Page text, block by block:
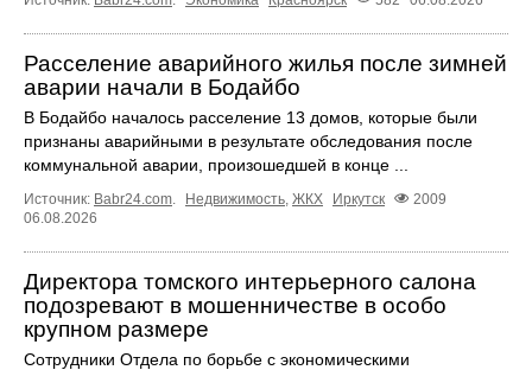
Расселение аварийного жилья после зимней
аварии начали в Бодайбо
В Бодайбо началось расселение 13 домов, которые были
признаны аварийными в результате обследования после
коммунальной аварии, произошедшей в конце ...
Источник: Babr24.com Недвижимость ЖКХ Иркутск
2009
06.08.2026
Директора томского интерьерного салона
подозревают в мошенничестве в особо
крупном размере
Сотрудники Отдела по борьбе с экономическими